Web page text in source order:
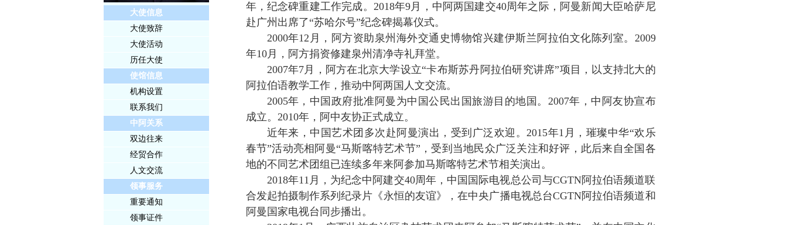
大使信息
大使致辞
大使活动
历任大使
使馆信息
机构设置
联系我们
中阿关系
双边往来
经贸合作
人文交流
领事服务
重要通知
领事证件
年，纪念碑重建工作完成。2018年9月，中阿两国建交40周年之际，阿曼新闻大臣哈萨尼
赴广州出席了“苏哈尔号”纪念碑揭幕仪式。
2000年12月，阿方资助泉州海外交通史博物馆兴建伊斯兰阿拉伯文化陈列室。2009
年10月，阿方捐资修建泉州清净寺礼拜堂。
2007年7月，阿方在北京大学设立“卡布斯苏丹阿拉伯研究讲席”项目，以支持北大的
阿拉伯语教学工作，推动中阿两国人文交流。
2005年，中国政府批准阿曼为中国公民出国旅游目的地国。2007年，中阿友协宣布
成立。2010年，阿中友协正式成立。
近年来，中国艺术团多次赴阿曼演出，受到广泛欢迎。2015年1月，璀璨中华“欢乐
春节”活动亮相阿曼“马斯喀特艺术节”，受到当地民众广泛关注和好评，此后来自全国各
地的不同艺术团组已连续多年来阿参加马斯喀特艺术节相关演出。
2018年11月，为纪念中阿建交40周年，中国国际电视总公司与CGTN阿拉伯语频道联
合发起拍摄制作系列纪录片《永恒的友谊》，在中央广播电视总台CGTN阿拉伯语频道和
阿曼国家电视台同步播出。